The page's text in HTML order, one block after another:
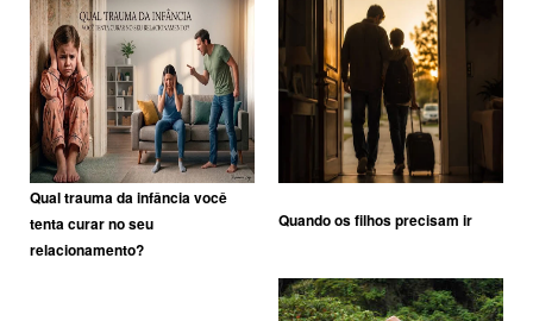
Qual trauma da infância você
tenta curar no seu
relacionamento?
Quando os filhos precisam ir